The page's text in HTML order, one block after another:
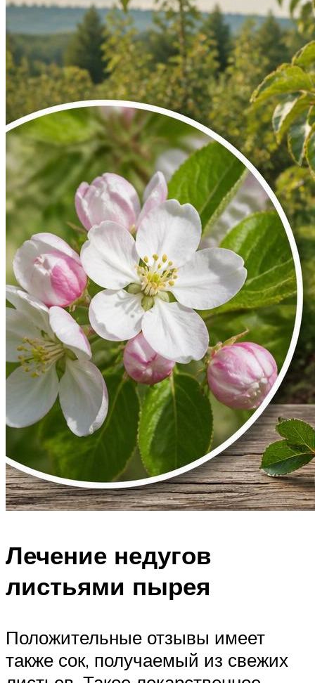
Лечение недугов
листьями пырея
Положительные отзывы имеет
также сок, получаемый из свежих